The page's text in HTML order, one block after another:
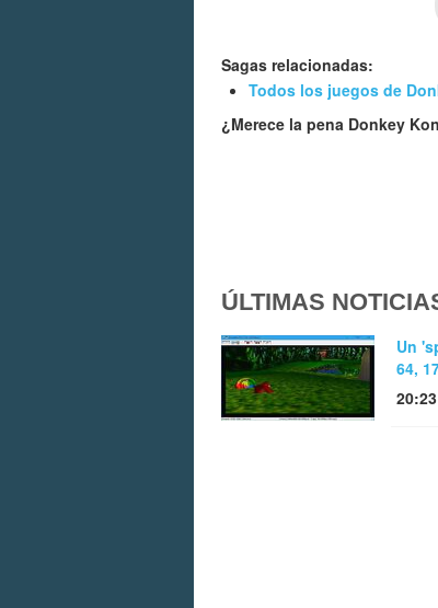
Sagas relacionadas:
Todos los juegos de
¿Merece la pena Donkey
ÚLTIMAS
Un
64,